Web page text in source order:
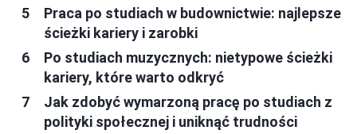
Praca po studiach w budownictwie: najlepsze
ścieżki kariery i zarobki
Po studiach muzycznych: nietypowe ścieżki
kariery, które warto odkryć
Jak zdobyć wymarzoną pracę po studiach z
polityki społecznej i uniknąć trudności